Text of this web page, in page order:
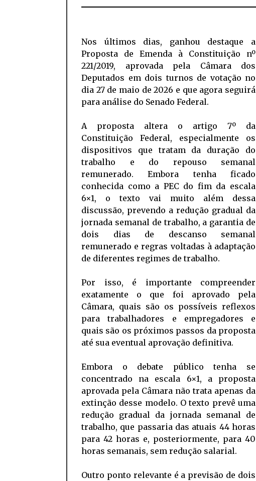
Nos últimos dias, ganhou destaque a
Proposta de Emenda à Constituição nº
221/2019, aprovada pela Câmara dos
Deputados em dois turnos de votação no
dia 27 de maio de 2026 e que agora seguirá
para análise do Senado Federal.
A proposta altera o artigo 7º da
Constituição Federal, especialmente os
dispositivos que tratam da duração do
trabalho e do repouso semanal
remunerado. Embora tenha ficado
conhecida como a PEC do fim da escala
6×1, o texto vai muito além dessa
discussão, prevendo a redução gradual da
jornada semanal de trabalho, a garantia de
dois dias de descanso semanal
remunerado e regras voltadas à adaptação
de diferentes regimes de trabalho.
Por isso, é importante compreender
exatamente o que foi aprovado pela
Câmara, quais são os possíveis reflexos
para trabalhadores e empregadores e
quais são os próximos passos da proposta
até sua eventual aprovação definitiva.
Embora o debate público tenha se
concentrado na escala 6×1, a proposta
aprovada pela Câmara não trata apenas da
extinção desse modelo. O texto prevê uma
redução gradual da jornada semanal de
trabalho, que passaria das atuais 44 horas
para 42 horas e, posteriormente, para 40
horas semanais, sem redução salarial.
Outro ponto relevante é a previsão de dois